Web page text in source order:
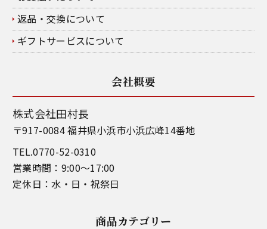
返品・交換について
ギフトサービスについて
会社概要
株式会社田村長
〒917-0084 福井県小浜市小浜広峰14番地
TEL.0770-52-0310
営業時間：9:00～17:00
定休日：水・日・祝祭日
商品カテゴリー